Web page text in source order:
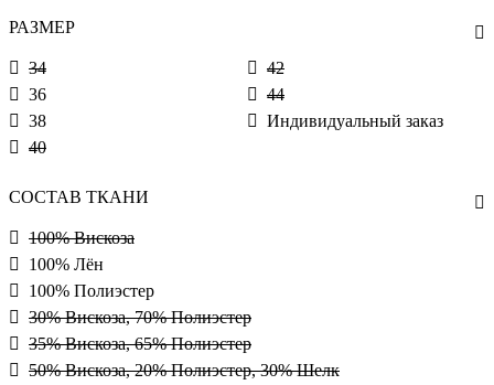
РАЗМЕР
34
36
38
40
42
44
Индивидуальный заказ
СОСТАВ ТКАНИ
100% Вискоза
100% Лён
100% Полиэстер
30% Вискоза, 70% Полиэстер
35% Вискоза, 65% Полиэстер
50% Вискоза, 20% Полиэстер, 30% Шелк